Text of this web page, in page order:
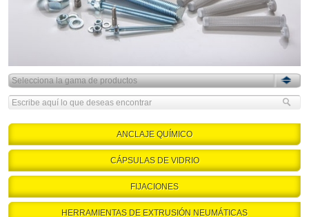
ANCLAJE QUÍMICO
CÁPSULAS DE VIDRIO
FIJACIONES
HERRAMIENTAS DE EXTRUSIÓN NEUMÁTICAS